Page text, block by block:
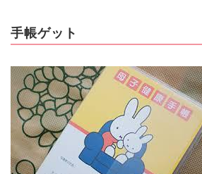
手帳ゲット